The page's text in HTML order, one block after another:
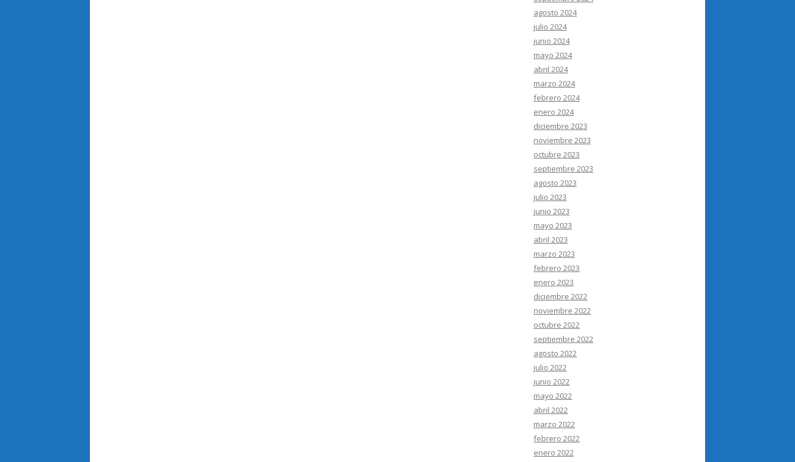
agosto 2024
julio 2024
junio 2024
mayo 2024
abril 2024
marzo 2024
febrero 2024
enero 2024
diciembre 2023
noviembre 2023
octubre 2023
septiembre 2023
agosto 2023
julio 2023
junio 2023
mayo 2023
abril 2023
marzo 2023
febrero 2023
enero 2023
diciembre 2022
noviembre 2022
octubre 2022
septiembre 2022
agosto 2022
julio 2022
junio 2022
mayo 2022
abril 2022
marzo 2022
febrero 2022
enero 2022